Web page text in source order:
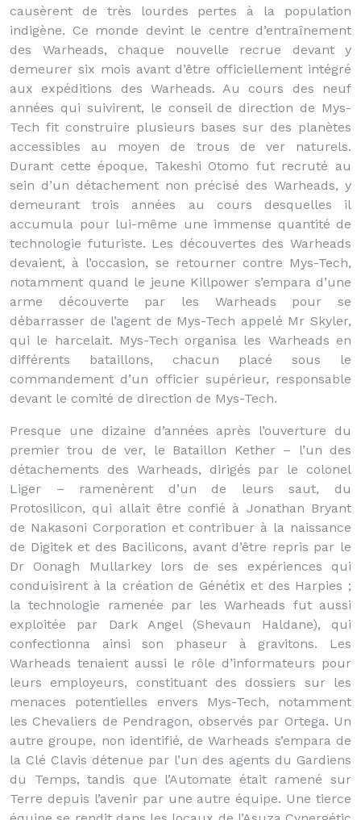
causèrent de très lourdes pertes à la population
indigène. Ce monde devint le centre d’entraînement
des Warheads, chaque nouvelle recrue devant y
demeurer six mois avant d’être officiellement intégré
aux expéditions des Warheads. Au cours des neuf
années qui suivirent, le conseil de direction de Mys-
Tech fit construire plusieurs bases sur des planètes
accessibles au moyen de trous de ver naturels.
Durant cette époque, Takeshi Otomo fut recruté au
sein d’un détachement non précisé des Warheads, y
demeurant trois années au cours desquelles il
accumula pour lui-même une immense quantité de
technologie futuriste. Les découvertes des Warheads
devaient, à l’occasion, se retourner contre Mys-Tech,
notamment quand le jeune Killpower s’empara d’une
arme découverte par les Warheads pour se
débarrasser de l’agent de Mys-Tech appelé Mr Skyler,
qui le harcelait. Mys-Tech organisa les Warheads en
différents bataillons, chacun placé sous le
commandement d’un officier supérieur, responsable
devant le comité de direction de Mys-Tech.
Presque une dizaine d’années après l’ouverture du
premier trou de ver, le Bataillon Kether – l’un des
détachements des Warheads, dirigés par le colonel
Liger – ramenèrent d’un de leurs saut, du
Protosilicon, qui allait être confié à Jonathan Bryant
de Nakasoni Corporation et contribuer à la naissance
de Digitek et des Bacilicons, avant d’être repris par le
Dr Oonagh Mullarkey lors de ses expériences qui
conduisirent à la création de Génétix et des Harpies ;
la technologie ramenée par les Warheads fut aussi
exploitée par Dark Angel (Shevaun Haldane), qui
confectionna ainsi son phaseur à gravitons. Les
Warheads tenaient aussi le rôle d’informateurs pour
leurs employeurs, constituant des dossiers sur les
menaces potentielles envers Mys-Tech, notamment
les Chevaliers de Pendragon, observés par Ortega. Un
autre groupe, non identifié, de Warheads s’empara de
la Clé Clavis détenue par l’un des agents du Gardiens
du Temps, tandis que l’Automate était ramené sur
Terre depuis l’avenir par une autre équipe. Une tierce